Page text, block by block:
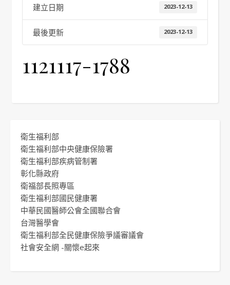
建立日期 2023-12-13
最後更新 2023-12-13
1121117-1788
衛生福利部
衛生福利部中央健康保險署
衛生福利部疾病管制署
彰化縣政府
衛福部長照專區
衛生福利部國民健康署
中華民國醫師公會全國聯合會
台灣醫學會
衛生福利部全民健康保險爭議審議會
社會安全網 -關懷e起來